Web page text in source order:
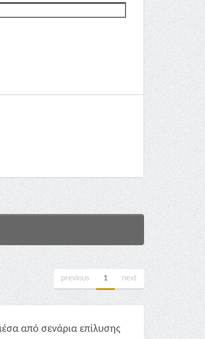
previous 1 next
από σενάρια επίλυσης